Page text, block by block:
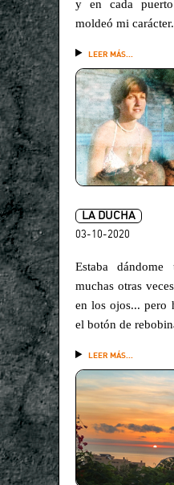
y en cada
moldeó mi carácter.
LEER MÁS...
LA DUCHA
03-10-2020
Estaba
muchas otras
en los ojos... pero
el botón de
LEER MÁS...